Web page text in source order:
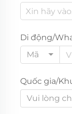
Di động/
Mã
Quốc gia/
Vui lòng